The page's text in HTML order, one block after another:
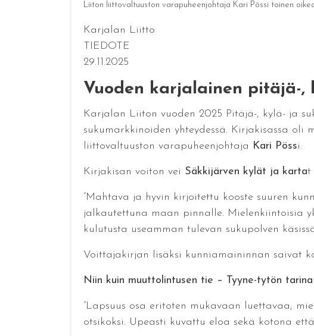
Liiton liittovaltuuston varapuheenjohtaja Kari Pössi toinen
Karjalan Liitto
TIEDOTE
29.11.2025
Vuoden karjalainen pitäjä-
Karjalan Liiton vuoden 2025 Pitäjä-, kylä- ja
sukumarkkinoiden yhteydessä. Kirjakisassa
liittovaltuuston varapuheenjohtaja Kari Pössi.
Kirjakisan voiton vei Säkkijärven kylät ja kartat
”Mahtava ja hyvin kirjoitettu kooste suuren
jalkautettuna maan pinnalle. Mielenkiintoisia
kulutusta useamman tulevan sukupolven
Voittajakirjan lisäksi kunniamaininnan saivat
Niin kuin muuttolintusen tie – Tyyne-tytön tarina
”Lapsuus osa eritoten mukavaan luettavaa,
otsikoksi. Upeasti kuvattu eloa sekä kotona